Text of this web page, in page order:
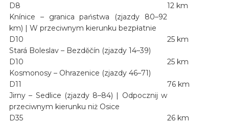
D8
Knínice – granica państwa (zjazdy 80–92
km) | W przeciwnym kierunku bezpłatnie
12 km
D10
Stará Boleslav – Bezděčín (zjazdy 14–39)
25 km
D10
Kosmonosy – Ohrazenice (zjazdy 46–71)
25 km
D11
Jirny – Sedlice (zjazdy 8–84) | Odpocznij w
przeciwnym kierunku niż Osice
76 km
D35
26 km